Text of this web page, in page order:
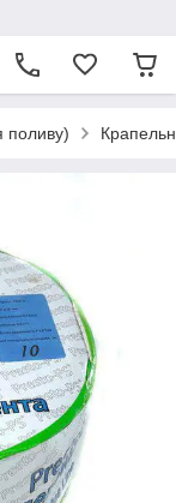
поливу)